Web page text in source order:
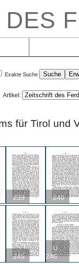
Exakte Suche
Artikel:
für Tirol
239 240
245
U
246